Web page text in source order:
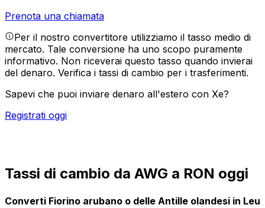
Prenota una chiamata
Per il nostro convertitore utilizziamo il tasso medio di
mercato. Tale conversione ha uno scopo puramente
informativo. Non riceverai questo tasso quando invierai
del denaro. Verifica i tassi di cambio per i trasferimenti.
Sapevi che puoi inviare denaro all'estero con Xe?
Registrati oggi
Tassi di cambio da AWG a RON oggi
Converti Fiorino arubano o delle Antille olandesi in Leu